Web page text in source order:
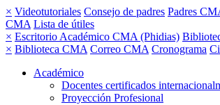
× Videotutoriales Consejo de padres Padres
CMA Lista de útiles
× Escritorio Académico CMA (Phidias)
× Biblioteca CMA Correo CMA Cronograma
Académico
Docentes certificados
Proyección Profesional